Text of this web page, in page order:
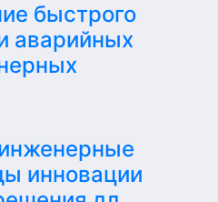
быстрого
аварийных
инновации